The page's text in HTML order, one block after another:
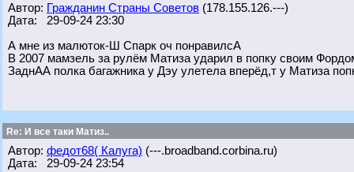
Автор: Гражданин Страны Советов (178.155.126.---)
Дата: 29-09-24 23:30
А мне из малюток-Ш Спарк оч понравилсА
В 2007 мамзель за рулём Матиза ударил в попку своим
ЗаднАА полка багажника у Дэу улетела вперёд,т у Матиза
Re: И все таки Матиз..
Автор: федот68( Калуга) (---.broadband.corbina.ru)
Дата: 29-09-24 23:54